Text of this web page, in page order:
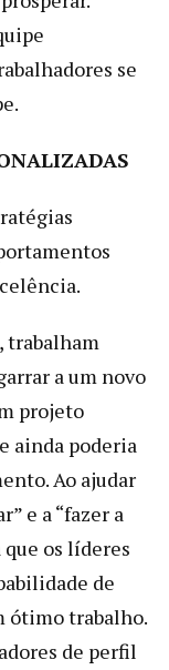
se
trabalham
a um novo
projeto
ainda poderia
Ao ajudar
e a “fazer a
os líderes
de
ótimo trabalho.
de perfil